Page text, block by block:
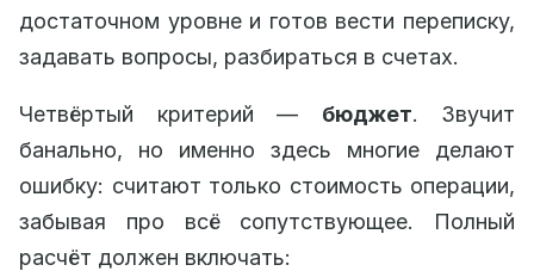
достаточном уровне и готов вести переписку,
задавать вопросы, разбираться в счетах.
Четвёртый критерий — бюджет. Звучит
банально, но именно здесь многие делают
ошибку: считают только стоимость операции,
забывая про всё сопутствующее. Полный
расчёт должен включать: